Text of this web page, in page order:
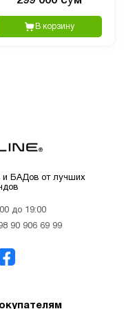
В корзину
и БАДов от лучших
до 19:00
90 906 69 99